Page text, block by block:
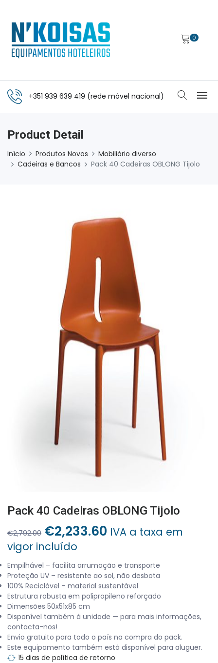
0
+351 939 639 419 (rede móvel nacional)
Product Detail
Início Produtos Novos
Mobiliário diverso
Cadeiras e Bancos
Pack 40 Cadeiras OBLONG Tijolo
Pack 40 Cadeiras OBLONG Tijolo
€2,792.00 O
preço
original
era:
€2,792.00.
€2,233.60 O
é:
€2,233.60.
IVA a taxa em
vigor incluído
Empilhável – facilita arrumação e transporte
Proteção UV – resistente ao sol, não desbota
100% Reciclável – material sustentável
Estrutura robusta em polipropileno reforçado
Dimensões 50x51x85 cm
Disponível também à unidade — para mais informações,
contacta-nos!
Envio gratuito para todo o país na compra do pack.
Este equipamento também está disponível para aluguer.
15 dias de política de retorno